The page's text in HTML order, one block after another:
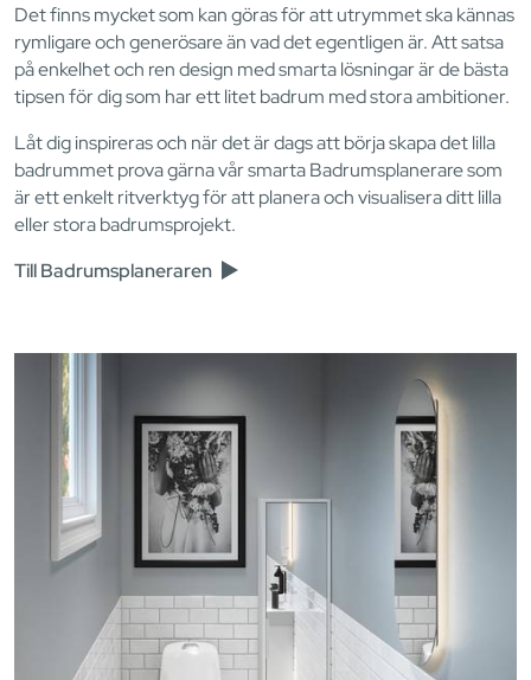
Det finns mycket som kan göras för att utrymmet ska kännas
rymligare och generösare än vad det egentligen är. Att satsa
på enkelhet och ren design med smarta lösningar är de bästa
tipsen för dig som har ett litet badrum med stora ambitioner.
Låt dig inspireras och när det är dags att börja skapa det lilla
badrummet prova gärna vår smarta Badrumsplanerare som
är ett enkelt ritverktyg för att planera och visualisera ditt lilla
eller stora badrumsprojekt.
Till Badrumsplaneraren